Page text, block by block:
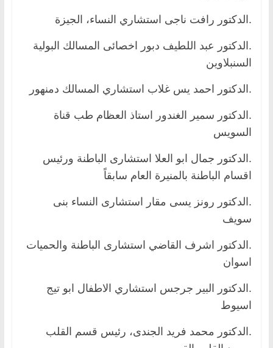
.الدكتور رافت ناجى استشاري النساء، الجيزة
.الدكتور عبد اللطيف دبور اخصائى المسالك البولية
السنبلاوين
.الدكتور احمد يس غلاب استشاري المسالك دمنهور
.الدكتور سمير الغندور استاذ العظام طب قناة
السويس
.الدكتور جمال ابو العلا استشارى الباطنة ورئيس
اقسام الباطنة بالمنيرة العام سابقاً
.الدكتور رونز يسى مقار استشارى النساء بنى
سويف
.الدكتور اشرف القاضي استشارى الباطنة والحميات
اسوان
.الدكتور البير جرجس استشاري الاطفال ابو تيج
اسيوط
.الدكتور محمد فريد الجندى، رئيس قسم القلب